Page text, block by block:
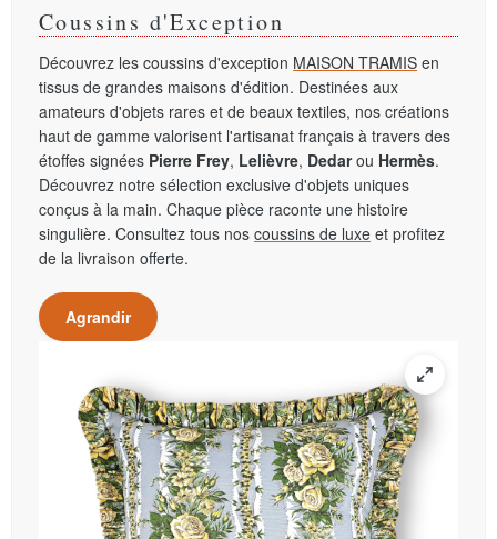
Coussins d'Exception
Découvrez les coussins d'exception MAISON TRAMIS en
tissus de grandes maisons d'édition. Destinées aux
amateurs d'objets rares et de beaux textiles, nos créations
haut de gamme valorisent l'artisanat français à travers des
étoffes signées Pierre Frey, Lelièvre, Dedarou Hermès.
Découvrez notre sélection exclusive d'objets uniques
conçus à la main. Chaque pièce raconte une histoire
singulière. Consultez tous nos coussins de luxe et profitez
de la livraison offerte.
Agrandir